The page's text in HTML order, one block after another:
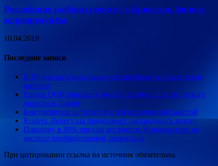
Российские рыбаки повезут в Брюссель филе и
морепродукты
10.04.2019
Последние записи
В Индии начались самые масштабные парламентские
выборы
Генсек ООН призвал к возобновлению политического
диалога в Ливии
Благовещенск встретит гостей космической ракетой
Reuters: Венесуэла продолжает распродавать золото
Пошлину в 80% предлагает ввести Минпромторг на
экспорт необработанной древесины
При цитировании ссылка на источник обязательна.